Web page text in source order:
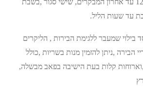
בימים א-ה מהשעה 12:00 עד אחרון המבקרים, שישי סגור ,בשבת
עד שעות הליל.
שמעבר ללגימת הבירות , הליקרים
הבירה ,ניתן להזמין מנות בשריות ,כולל
,וארוחות קלות בעת הישיבה בפאב מבשלה,